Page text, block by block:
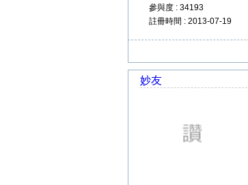
參與度 : 34193
註冊時間 : 2013-07-19
妙友